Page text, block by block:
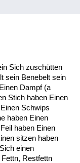
Alltag
Sich zuschütten
sein Benebelt sein
Dampf (a
Stich haben Einen
Schwips
haben Einen
haben Einen
sitzen haben
einen
Restfettn